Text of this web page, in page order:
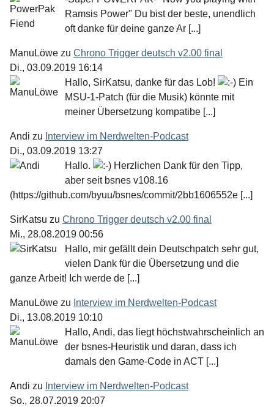
Ramsis Power" Du bist der beste, unendlich
oft danke für deine ganze Ar [...]
ManuLöwe zu Chrono Trigger deutsch v2.00 final
Di., 03.09.2019 16:14
Hallo, SirKatsu, danke für das Lob!
Ein
MSU-1-Patch (für die Musik) könnte mit
meiner Übersetzung kompatibe [...]
Andi zu Interview im Nerdwelten-Podcast
Di., 03.09.2019 13:27
Hallo.
Herzlichen Dank für den Tipp,
aber seit bsnes v108.16
(https://github.com/byuu/bsnes/commit/2bb1606552e [...]
SirKatsu zu Chrono Trigger deutsch v2.00 final
Mi., 28.08.2019 00:56
Hallo, mir gefällt dein Deutschpatch sehr gut,
vielen Dank für die Übersetzung und die
ganze Arbeit! Ich werde de [...]
ManuLöwe zu Interview im Nerdwelten-Podcast
Di., 13.08.2019 10:10
Hallo, Andi, das liegt höchstwahrscheinlich an
der bsnes-Heuristik und daran, dass ich
damals den Game-Code in ACT [...]
Andi zu Interview im Nerdwelten-Podcast
So., 28.07.2019 20:07